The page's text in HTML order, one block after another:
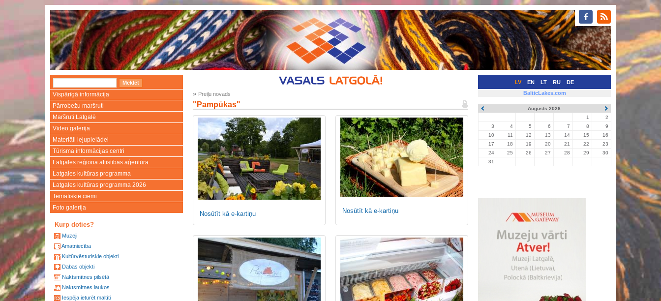
LV EN LT RU DE
Vispārīgā informācija
Pārrobežu maršruti
Maršruti Latgalē
Video galerija
Materiāli lejupielādei
Tūrisma informācijas centri
Latgales reģiona attīstības aģentūra
Latgales kultūras programma
Latgales kultūras programma 2026
Tematiskie ciemi
Foto galerija
Kurp doties?
Muzeji
Amatniecība
Kultūrvēsturiskie objekti
Dabas objekti
Naktsmītnes pilsētā
Naktsmītnes laukos
Iespēja ieturēt maltīti
» Preiļu novads
"Pampūkas"
Nosūtīt kā e-kartiņu Nosūtīt kā e-kartiņu
BalticLakes.com
Augusts 2026
1
2
3
4 5 6 7 8
9
10
11 12 13 14 15
16
17
18 19 20 21 22
23
24
25 26 27 28 29
30
31